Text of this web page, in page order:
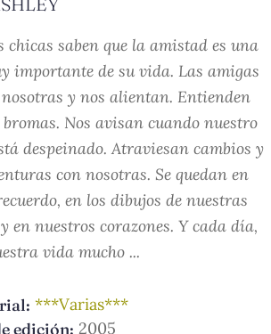
chicas saben que la amistad es una
importante de su vida. Las amigas
y nos alientan. Entienden
Nos avisan cuando nuestro
despeinado. Atraviesan cambios y
con nosotras. Se quedan en
en los dibujos de nuestras
en nuestros corazones. Y cada día,
vida mucho ...
***Varias***
edición: 2005